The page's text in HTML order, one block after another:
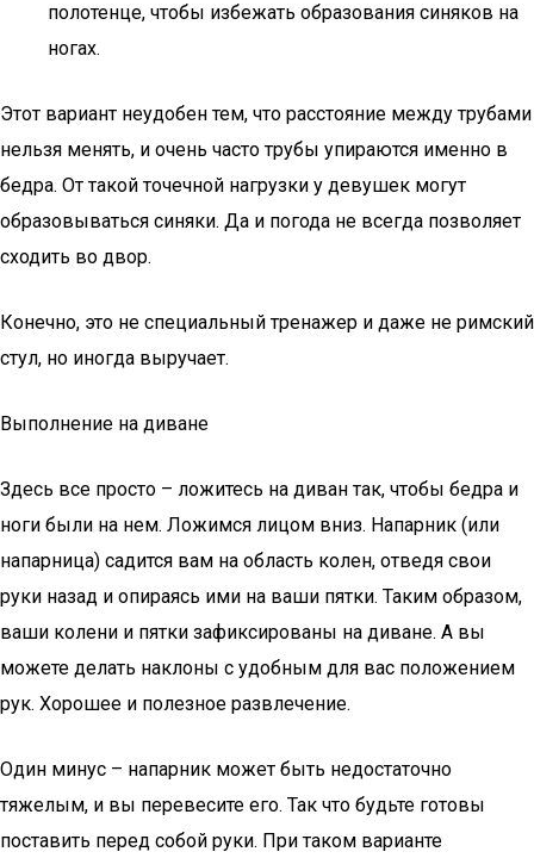
полотенце, чтобы избежать образования синяков на
ногах.
Этот вариант неудобен тем, что расстояние между трубами
нельзя менять, и очень часто трубы упираются именно в
бедра. От такой точечной нагрузки у девушек могут
образовываться синяки. Да и погода не всегда позволяет
сходить во двор.
Конечно, это не специальный тренажер и даже не римский
стул, но иногда выручает.
Выполнение на диване
Здесь все просто – ложитесь на диван так, чтобы бедра и
ноги были на нем. Ложимся лицом вниз. Напарник (или
напарница) садится вам на область колен, отведя свои
руки назад и опираясь ими на ваши пятки. Таким образом,
ваши колени и пятки зафиксированы на диване. А вы
можете делать наклоны с удобным для вас положением
рук. Хорошее и полезное развлечение.
Один минус – напарник может быть недостаточно
тяжелым, и вы перевесите его. Так что будьте готовы
поставить перед собой руки. При таком варианте